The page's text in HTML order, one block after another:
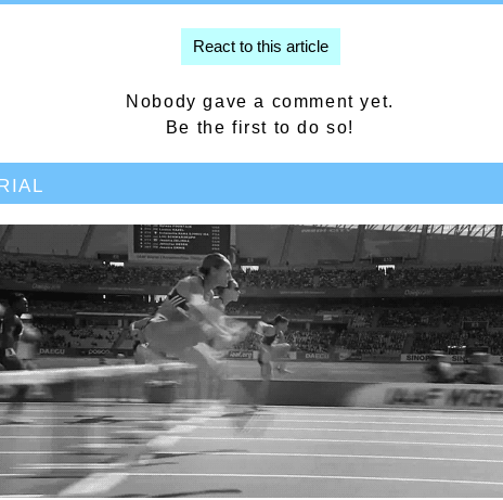
React to this article
Nobody gave a comment yet.
Be the first to do so!